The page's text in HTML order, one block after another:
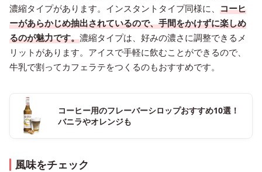
濃縮タイプがあります。インスタントタイプ同様に、 コーヒ
ーがあらかじめ抽出されているので、手間をかけずに楽しめ
るのが魅力です。濃縮タイプは、好みの濃さに調整できるメ
リットがあります。アイスで手軽に飲むことができるので、
牛乳で割ってカフェラテをつくるのもおすすめです。
コーヒー用のフレーバーシロップおすすめ10選！
バニラやオレンジも
風味をチェック